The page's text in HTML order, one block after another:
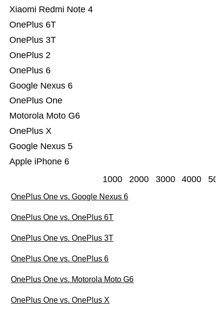
Apple iPhone 6
Google Nexus 5
OnePlus X
Motorola Moto G6
OnePlus One
Google Nexus 6
OnePlus 6
OnePlus 2
OnePlus 3T
OnePlus 6T
Xiaomi Redmi Note 4
1000 2000 3000 4000
OnePlus One vs. Google Nexus 6
OnePlus One vs. OnePlus 6T
OnePlus One vs. OnePlus 3T
OnePlus One vs. OnePlus 6
OnePlus One vs. Motorola Moto G6
OnePlus One vs. OnePlus X